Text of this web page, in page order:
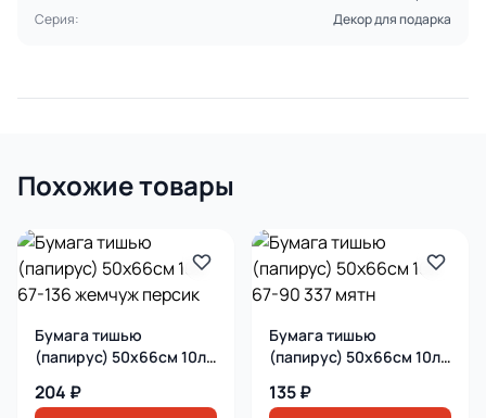
Серия:
Декор для подарка
Похожие товары
Бумага тишью
(папирус) 50х66см 10л
204 ₽
Бумага тишью
(папирус) 50х66см 10л
135 ₽